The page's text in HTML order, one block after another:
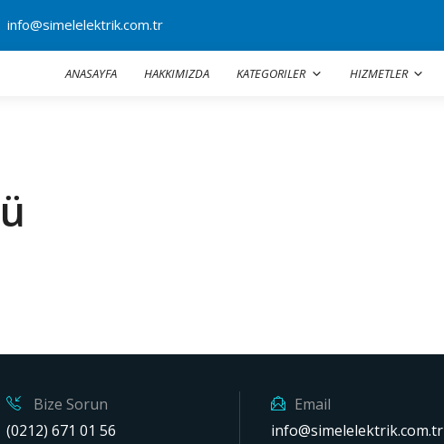
info@simelelektrik.com.tr
ANASAYFA HAKKIMIZDA KATEGORILER HIZMETLER
Bize Sorun
(0212) 671 01 56
Email
info@simelelektrik.com.tr